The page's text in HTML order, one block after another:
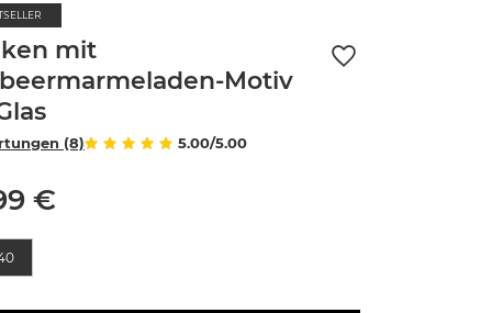
mit
Motiv
5.00/5.00
(8)
€